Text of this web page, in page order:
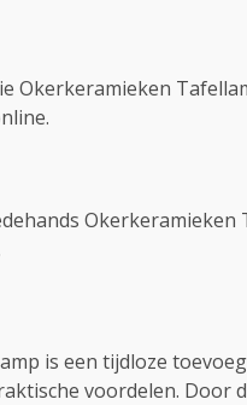
Okerkeramieken
Okerkeramieken
is een tijdloze
voordelen. Door